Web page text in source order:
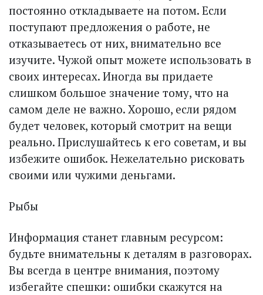
постоянно откладываете на потом. Если
поступают предложения о работе, не
отказываетесь от них, внимательно все
изучите. Чужой опыт можете использовать в
своих интересах. Иногда вы придаете
слишком большое значение тому, что на
самом деле не важно. Хорошо, если рядом
будет человек, который смотрит на вещи
реально. Прислушайтесь к его советам, и вы
избежите ошибок. Нежелательно рисковать
своими или чужими деньгами.
Рыбы
Информация станет главным ресурсом:
будьте внимательны к деталям в разговорах.
Вы всегда в центре внимания, поэтому
избегайте спешки: ошибки скажутся на